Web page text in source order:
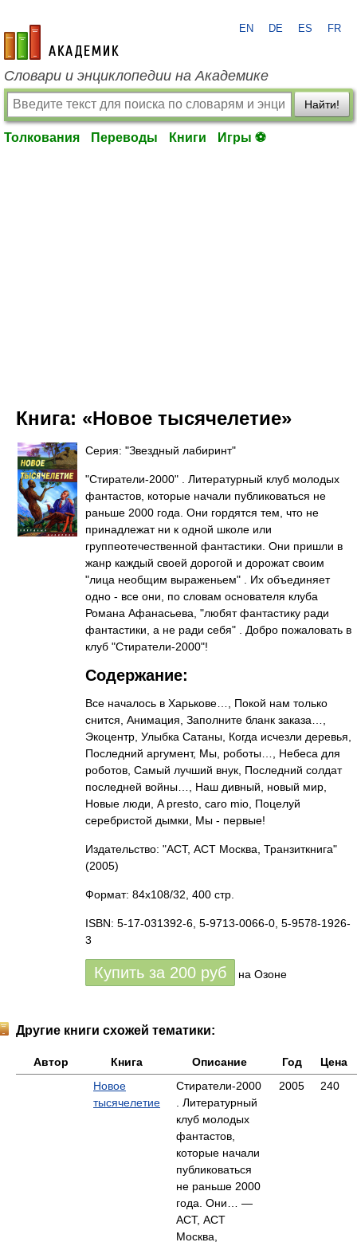
academic.ru
EN DE ES FR
Словари и энциклопедии на Академике
Найти!
Толкования Переводы Книги Игры ⚽
Книга: «Новое тысячелетие»
Серия: "Звездный лабиринт"
"Стиратели-2000" . Литературный клуб молодых
фантастов, которые начали публиковаться не
раньше 2000 года. Они гордятся тем, что не
принадлежат ни к одной школе или
группеотечественной фантастики. Они пришли в
жанр каждый своей дорогой и дорожат своим
"лица необщим выраженьем" . Их объединяет
одно - все они, по словам основателя клуба
Романа Афанасьева, "любят фантастику ради
фантастики, а не ради себя" . Добро пожаловать в
клуб "Стиратели-2000"!
Содержание:
Все началось в Харькове…, Покой нам только
снится, Анимация, Заполните бланк заказа…,
Экоцентр, Улыбка Сатаны, Когда исчезли деревья,
Последний аргумент, Мы, роботы…, Небеса для
роботов, Самый лучший внук, Последний солдат
последней войны…, Наш дивный, новый мир,
Новые люди, A presto, caro mio, Поцелуй
серебристой дымки, Мы - первые!
Издательство: "АСТ, АСТ Москва, Транзиткнига"
(2005)
Формат: 84x108/32, 400 стр.
ISBN: 5-17-031392-6, 5-9713-0066-0, 5-9578-1926-
3
Купить за 200 руб на Озоне
Другие книги схожей тематики:
Автор Книга Описание Год
Цена
Новое
тысячелетие
Стиратели-2000
. Литературный
клуб молодых
фантастов,
которые начали
публиковаться
не раньше 2000
года. Они… —
АСТ, АСТ
Москва,
2005 240